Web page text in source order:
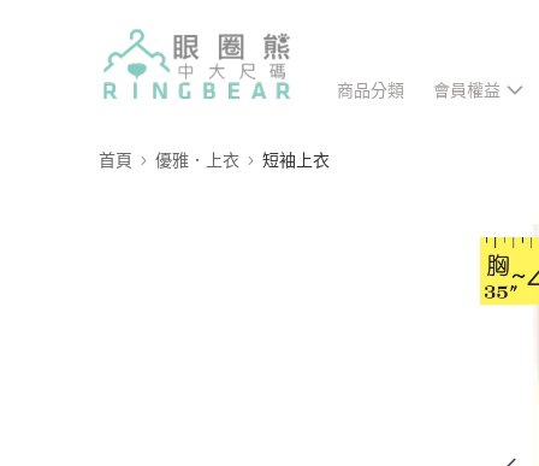
商品分類 會員權益
首頁 優雅．上衣 短袖上衣